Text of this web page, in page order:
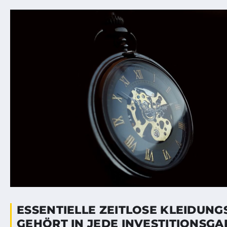
ESSENTIELLE ZEITLOSE
GEHÖRT IN JEDE